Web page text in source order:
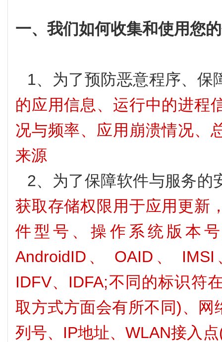
一、我们如何收集和使用您
1、为了预防恶意程序、保
的应用信息、运行中的进程
况与频率、应用崩溃情况、
来源
2、为了保障软件与服务的
获取存储权限用于应用更新
件型号、操作系统版本
AndroidID、 OAID、
IDFV、IDFA;不同的标识符
取方式方面会有所不同)、
列号、IP地址、WLAN接入